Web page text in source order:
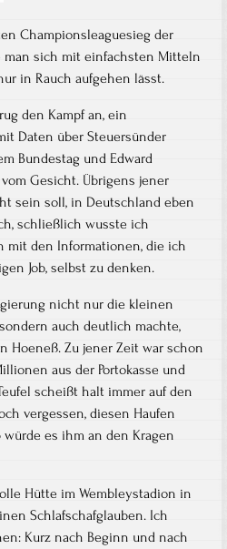
Championsleaguesieg der
man sich mit einfachsten Mitteln
in Rauch aufgehen lässt.
den Kampf an, ein
Daten über Steuersünder
Bundestag und Edward
Gesicht. Übrigens jener
sein soll, in Deutschland eben
schließlich wusste ich
mit den Informationen, die ich
Job, selbst zu denken.
nicht nur die kleinen
auch deutlich machte,
Hoeneß. Zu jener Zeit war schon
aus der Portokasse und
scheißt halt immer auf den
vergessen, diesen Haufen
es ihm an den Kragen
Hütte im Wembleystadion in
Schlafschafglauben. Ich
Kurz nach Beginn und nach